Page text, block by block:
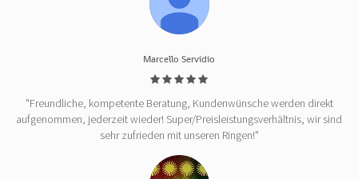
Marcello Servidio
"Freundliche, kompetente Beratung, Kundenwünsche werden direkt
aufgenommen, jederzeit wieder! Super/Preisleistungsverhältnis, wir sind
sehr zufrieden mit unseren Ringen!"